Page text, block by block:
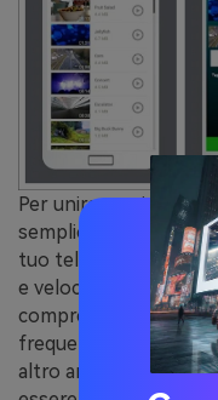
Per unire e unire
semplice, installa
tuo telefono Android.
e veloce da installare.
comprendere e
frequenze di
altro ancora.